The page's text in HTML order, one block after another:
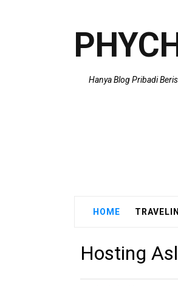
Hanya Blog Pribadi
HOME
Hosting